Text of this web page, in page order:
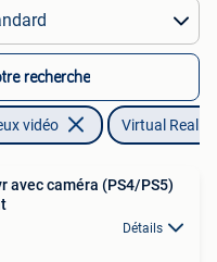
recherche
vidéo Virtual Reality
avec caméra (PS4/PS5)
Détails